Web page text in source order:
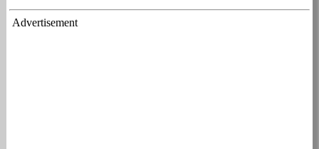
Advertisement